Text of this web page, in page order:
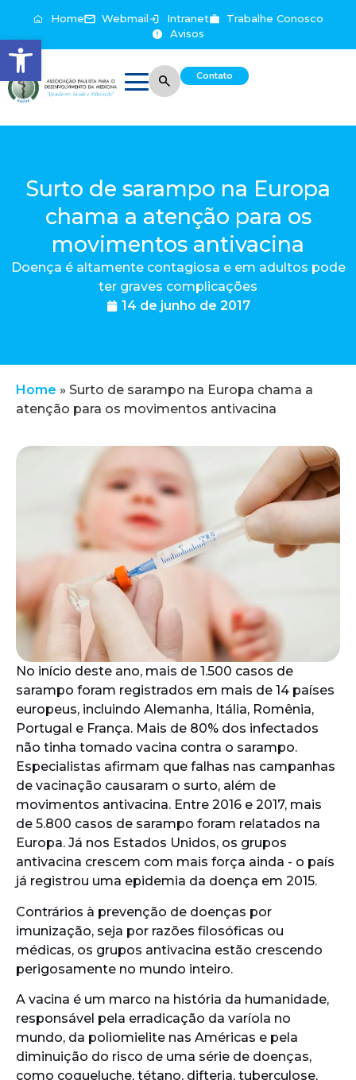
Abrir a barra de ferramentas
Home Webmail Intranet
Trabalhe Conosco
Avisos
Contato
Surto de sarampo na Europa
chama a atenção para os
movimentos antivacina
Doença é altamente contagiosa e em adultos pode
ter graves complicações
14 de junho de 2017
Home » Surto de sarampo na Europa chama a
atenção para os movimentos antivacina
No início deste ano, mais de 1.500 casos de
sarampo foram registrados em mais de 14 países
europeus, incluindo Alemanha, Itália, Romênia,
Portugal e França. Mais de 80% dos infectados
não tinha tomado vacina contra o sarampo.
Especialistas afirmam que falhas nas campanhas
de vacinação causaram o surto, além de
movimentos antivacina. Entre 2016 e 2017, mais
de 5.800 casos de sarampo foram relatados na
Europa. Já nos Estados Unidos, os grupos
antivacina crescem com mais força ainda - o país
já registrou uma epidemia da doença em 2015.
Contrários à prevenção de doenças por
imunização, seja por razões filosóficas ou
médicas, os grupos antivacina estão crescendo
perigosamente no mundo inteiro.
A vacina é um marco na história da humanidade,
responsável pela erradicação da varíola no
mundo, da poliomielite nas Américas e pela
diminuição do risco de uma série de doenças,
como coqueluche, tétano, difteria, tuberculose,